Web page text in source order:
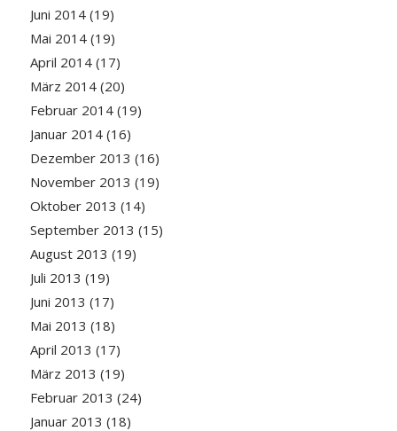
Juni 2014(19)
Mai 2014(19)
April 2014(17)
März 2014(20)
Februar 2014(19)
Januar 2014(16)
Dezember 2013 (16)
November 2013 (19)
Oktober 2013 (14)
September 2013 (15)
August 2013 (19)
Juli 2013 (19)
Juni 2013 (17)
Mai 2013 (18)
April 2013 (17)
März 2013 (19)
Februar 2013 (24)
Januar 2013 (18)